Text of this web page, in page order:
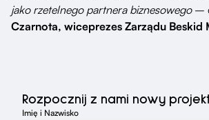
jako rzetelnego partnera biznesowego –
Czarnota, wiceprezes Zarządu Beskid
Rozpocznij z nami nowy
Imię i Nazwisko